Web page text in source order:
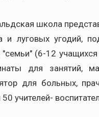
школа
и луговых угодий,
(6-12 учащихся
для занятий,
для больных,
учителей-